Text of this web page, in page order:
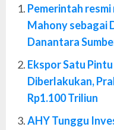
Pemerintah resmi
Mahony sebagai
Danantara
Ekspor Satu
Diberlakukan,
Rp1.100 Triliun
AHY Tunggu